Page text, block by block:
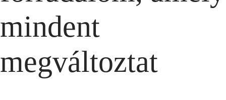
mindent
megváltoztat